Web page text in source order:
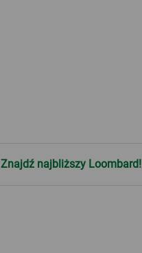
Znajdź najbliższy Loombard!